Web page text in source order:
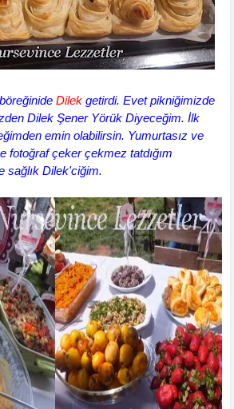
Dilek getirdi. Evet pikniğimizde
Dilek Şener Yörük Diyeceğim. İlk
emin olabilirsin. Yumurtasız ve
fotoğraf çeker çekmez tatdığım
sağlık Dilek'ciğim.